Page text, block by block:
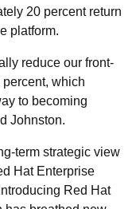
20 percent return
platform.
reduce our front-
which
to becoming
Johnston.
term strategic view
Hat Enterprise
Red Hat